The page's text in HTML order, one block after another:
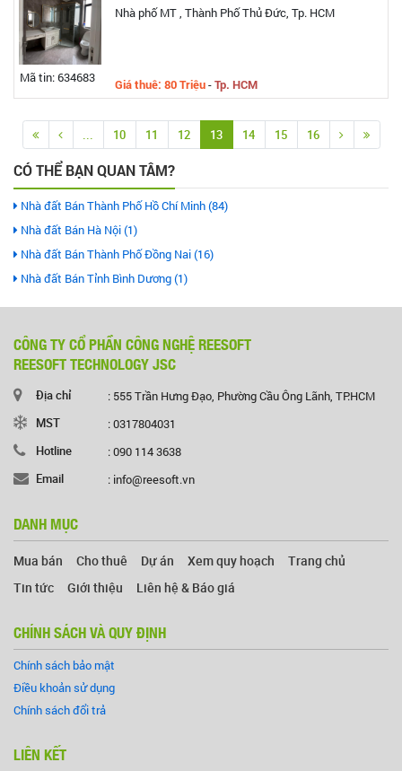
Mã tin: 634683
Nhà phố MT , Thành Phố Thủ Đức, Tp. HCM
Giá thuê: 80 Triệu-Tp. HCM
... 10 11 12 13 14 15 16
CÓ THỂ BẠN QUAN TÂM?
Nhà đất Bán Thành Phố Hồ Chí Minh (84)
Nhà đất Bán Hà Nội (1)
Nhà đất Bán Thành Phố Đồng Nai (16)
Nhà đất Bán Tỉnh Bình Dương (1)
CÔNG TY CỔ PHẦN CÔNG NGHỆ REESOFT
REESOFT TECHNOLOGY JSC
Địa chỉ
: 555 Trần Hưng Đạo, Phường Cầu Ông Lãnh, TP.HCM
MST
: 0317804031
Hotline
: 090 114 3638
Email
: info@reesoft.vn
DANH MỤC
Mua bán Cho thuê Dự án Xem quy hoạch
Trang chủ
Tin tức
Giới thiệu Liên hệ & Báo giá
CHÍNH SÁCH VÀ QUY ĐỊNH
Chính sách bảo mật
Điều khoản sử dụng
Chính sách đổi trả
LIÊN KẾT